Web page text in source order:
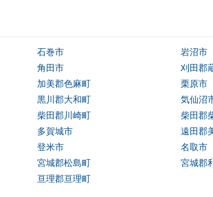
石巻市 岩沼市
角田市 刈田郡
加美郡色麻町 栗原市
黒川郡大和町 気仙沼
柴田郡川崎町 柴田郡
多賀城市 遠田郡
登米市 名取市
宮城郡松島町 宮城郡
亘理郡亘理町